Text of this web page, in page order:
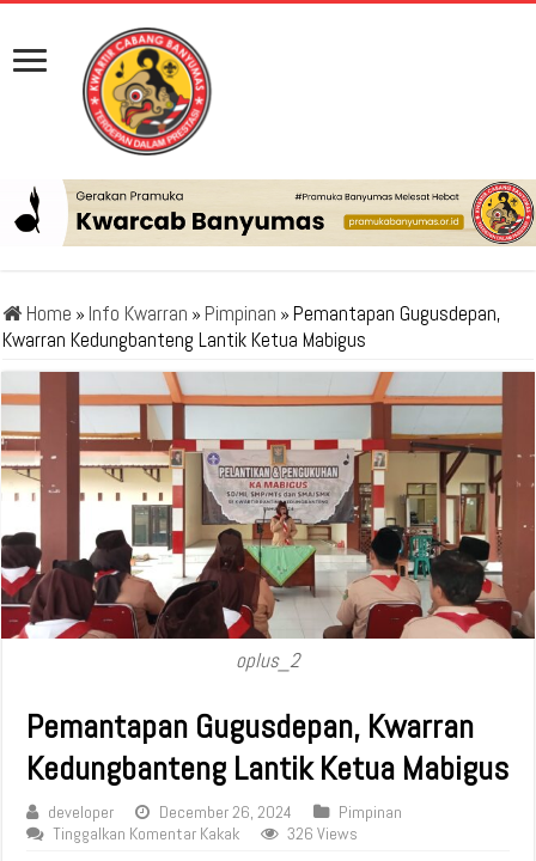
Home » Info Kwarran » Pimpinan »Pemantapan Gugusdepan,
Kwarran Kedungbanteng Lantik Ketua Mabigus
oplus_2
Pemantapan Gugusdepan, Kwarran
Kedungbanteng Lantik Ketua Mabigus
developer December 26, 2024
Pimpinan
Tinggalkan Komentar Kakak
326 Views